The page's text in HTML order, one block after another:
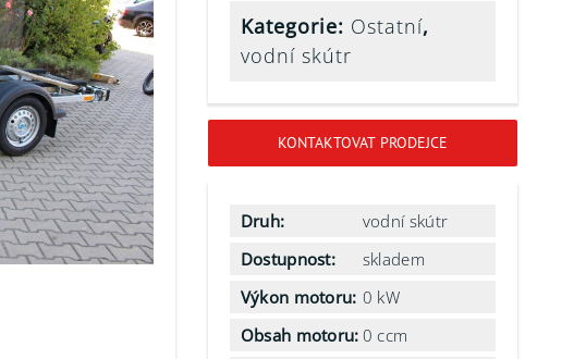
Kategorie: Ostatní,
vodní skútr
KONTAKTOVAT PRODEJCE
Druh:
vodní skútr
Dostupnost:
skladem
Výkon motoru: 0 kW
Obsah motoru: 0 ccm